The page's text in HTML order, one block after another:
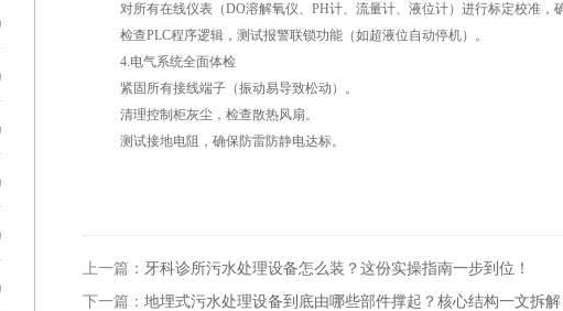
对所有在线仪表（DO溶解氧仪、PH计、流量计、液位计）进行标定校准，确
检查PLC程序逻辑，测试报警联锁功能（如超液位自动停机）。
4.电气系统全面体检
紧固所有接线端子（振动易导致松动）。
清理控制柜灰尘，检查散热风扇。
测试接地电阻，确保防雷防静电达标。
上一篇： 牙科诊所污水处理设备怎么装？这份实操指南一步到位！
下一篇： 地埋式污水处理设备到底由哪些部件撑起？核心结构一文拆解